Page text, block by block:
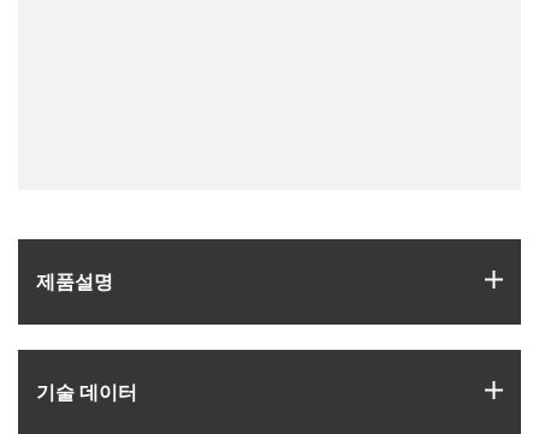
제품­설명
기술 데이터